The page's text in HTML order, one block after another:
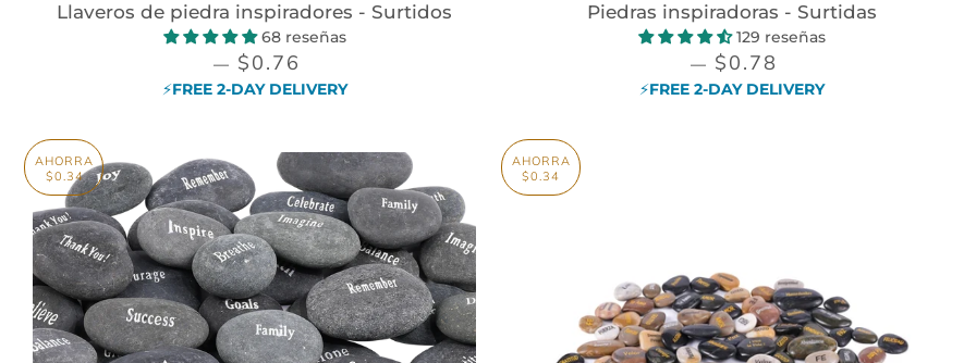
Llaveros de piedra inspiradores - Surtidos
68 reseñas
— PRECIO DE VENTA
$0.76
⚡FREE 2-DAY DELIVERY
Piedras inspiradoras - Surtidas
129 reseñas
— PRECIO DE VENTA
$0.78
⚡FREE 2-DAY DELIVERY
AHORRA
$0.34
AHORRA
$0.34